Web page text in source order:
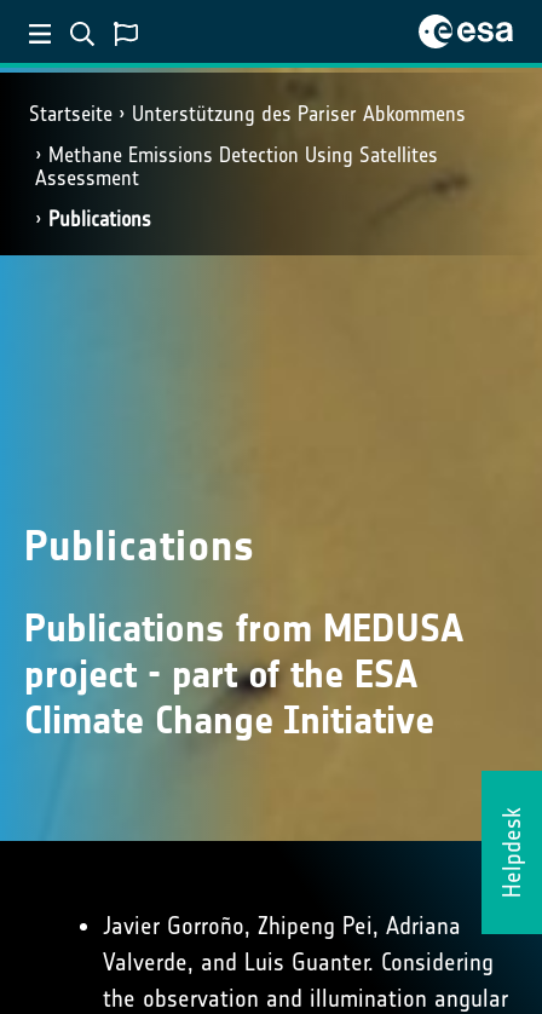
Startseite
Unterstützung des Pariser Abkommens
Methane Emissions Detection Using Satellites
Assessment
Publications
Helpdesk
Publications
Publications from MEDUSA
project - part of the ESA
Climate Change Initiative
Javier Gorroño, Zhipeng Pei, Adriana
Valverde, and Luis Guanter. Considering
the observation and illumination angular